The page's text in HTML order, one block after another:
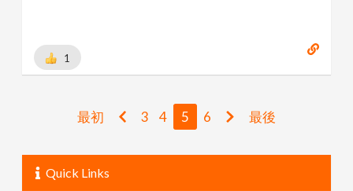
1
最初 3 4 5 6 最後
Quick Links